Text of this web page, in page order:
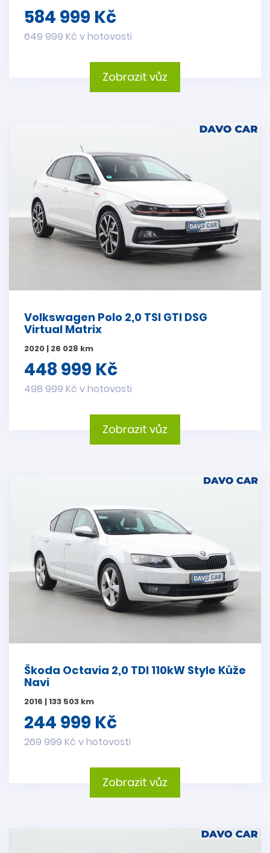
584 999 Kč
649 999 Kč v hotovosti
Zobrazit vůz
Volkswagen Polo 2,0 TSI GTI DSG
Virtual Matrix
2020 | 26 028 km
448 999 Kč
498 999 Kč v hotovosti
Zobrazit vůz
Škoda Octavia 2,0 TDI 110kW Style Kůže
Navi
2016 | 133 503 km
244 999 Kč
269 999 Kč v hotovosti
Zobrazit vůz